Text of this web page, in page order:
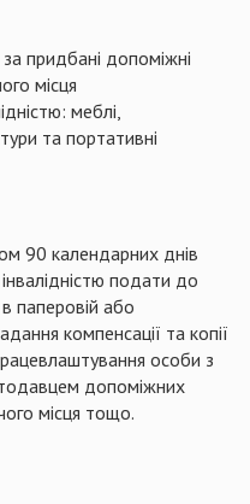
придбані допоміжні
місця
меблі,
та портативні
90 календарних днів
подати до
паперовій або
компенсації та копії
особи з
допоміжних
місця тощо.